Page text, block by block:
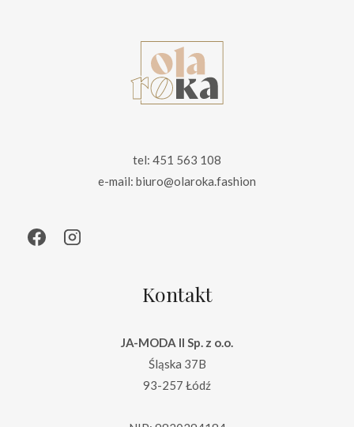
tel: 451 563 108
e-mail: biuro@olaroka.fashion
Kontakt
JA-MODA II Sp. z o.o.
Śląska 37B
93-257 Łódź